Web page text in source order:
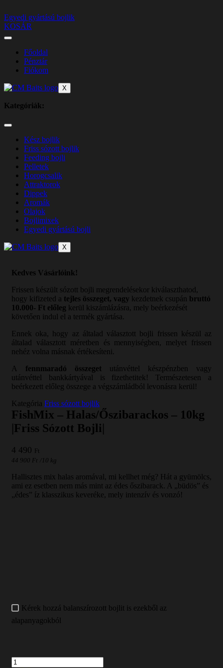
Egyedi gyártású bojlik
KOSÁR
Főoldal
Pénztár
Fiókom
X
Kategóriák:
Kész bojlik
Friss sózott bojlik
Feeding bojli
Pelletek
Horogcsalik
Attraktorok
Dippek
Aromák
Olajok
Bojlimixek
Egyedi gyártású bojli
X
Kedves Vásárlóink!
Frissen készült sózott bojli megrendelésekor kiválaszthatod,
hogy kifizeted a tejles összeget, vagy kezdetnek csupán bruttó
10.000- Ft előleg kerül kiszámlázásra, mely beérkezését
követően indul el a termék gyártása.
Ennek oka, hogy az általad választott bojli frissen készül az
általad választott méretben és mennyiségben, melyet frissen
nehéz volna másnak értékesíteni.
A fennmaradó összeget utánvéttel készpénzben vagy
utánvéttel bankkártyával is fizethetitek! Természetesen a
beérkezett előleg összege a végszámládból levonásra kerül!
Kategória Friss sózott bojlik
FishMix – Halas/Őszibarackos – 10kg
|Friss Sózott Bojli|
4 490 Ft
44 900 Ft 10 kg
Hallisztes mix halas aromával, mi kellhet még? Hát a gyümölcs,
ami ez esetben nem más mint az édes őszibarack. A „büdös” és
„édes” íz klasszikus keveréke, mely intenzív és vonzó!
Kérek hozzá balanszírozott bojlit is ezekből az
alapanyagokból
Mennyiség